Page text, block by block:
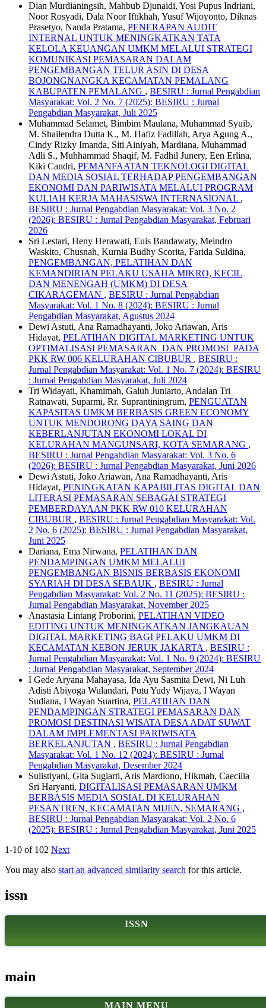
Dian Murdianingsih, Mahbub Djunaidi, Yosi Pupus Indriani,
Noor Rosyadi, Dala Noor Iftikhah, Yusuf Wijoyonto, Diknas
Prasetyo, Nanda Pratama, PENERAPAN AUDIT
INTERNAL UNTUK MENINGKATKAN TATA
KELOLA KEUANGAN UMKM MELALUI STRATEGI
KOMUNIKASI PEMASARAN DALAM
PENGEMBANGAN TELUR ASIN DI DESA
BOJONGNANGKA KECAMATAN PEMALANG
KABUPATEN PEMALANG , BESIRU : Jurnal Pengabdian
Masyarakat: Vol. 2 No. 7 (2025): BESIRU : Jurnal
Pengabdian Masyarakat, Juli 2025
Muhammad Selamet, Bimbim Maulana, Muhammad Syuib,
M. Shailendra Dutta K., M. Hafiz Fadillah, Arya Agung A.,
Cindy Rizky Imanda, Siti Ainiyah, Mardiana, Muhammad
Adli S., Muhhammad Shaqif, M. Fadhil Junery, Een Erlina,
Kiki Candri, PEMANFAATAN TEKNOLOGI DIGITAL
DAN MEDIA SOSIAL TERHADAP PENGEMBANGAN
EKONOMI DAN PARIWISATA MELALUI PROGRAM
KULIAH KERJA MAHASISWA INTERNASIONAL ,
BESIRU : Jurnal Pengabdian Masyarakat: Vol. 3 No. 2
(2026): BESIRU : Jurnal Pengabdian Masyarakat, Februari
2026
Sri Lestari, Heny Herawati, Euis Bandawaty, Meindro
Waskito, Chusnah, Kurnia Budhy Scorita, Farida Suldina,
PENGEMBANGAN, PELATIHAN DAN
KEMANDIRIAN PELAKU USAHA MIKRO, KECIL
DAN MENENGAH (UMKM) DI DESA
CIKARAGEMAN , BESIRU : Jurnal Pengabdian
Masyarakat: Vol. 1 No. 8 (2024): BESIRU : Jurnal
Pengabdian Masyarakat, Agustus 2024
Dewi Astuti, Ana Ramadhayanti, Joko Ariawan, Aris
Hidayat, PELATIHAN DIGITAL MARKETING UNTUK
OPTIMALISASI PEMASARAN DAN PROMOSI PADA
PKK RW 006 KELURAHAN CIBUBUR , BESIRU :
Jurnal Pengabdian Masyarakat: Vol. 1 No. 7 (2024): BESIRU
: Jurnal Pengabdian Masyarakat, Juli 2024
Tri Widayati, Khamimah, Galuh Juniarto, Andalan Tri
Ratnawati, Suparmi, Rr. Suprantiningrum, PENGUATAN
KAPASITAS UMKM BERBASIS GREEN ECONOMY
UNTUK MENDORONG DAYA SAING DAN
KEBERLANJUTAN EKONOMI LOKAL DI
KELURAHAN MANGUNSARI, KOTA SEMARANG ,
BESIRU : Jurnal Pengabdian Masyarakat: Vol. 3 No. 6
(2026): BESIRU : Jurnal Pengabdian Masyarakat, Juni 2026
Dewi Astuti, Joko Ariawan, Ana Ramadhayanti, Aris
Hidayat, PENINGKATAN KAPABILITAS DIGITAL DAN
LITERASI PEMASARAN SEBAGAI STRATEGI
PEMBERDAYAAN PKK RW 010 KELURAHAN
CIBUBUR , BESIRU : Jurnal Pengabdian Masyarakat: Vol.
2 No. 6 (2025): BESIRU : Jurnal Pengabdian Masyarakat,
Juni 2025
Dariana, Ema Nirwana, PELATIHAN DAN
PENDAMPINGAN UMKM MELALUI
PENGEMBANGAN BISNIS BERBASIS EKONOMI
SYARIAH DI DESA SEBAUK , BESIRU : Jurnal
Pengabdian Masyarakat: Vol. 2 No. 11 (2025): BESIRU :
Jurnal Pengabdian Masyarakat, November 2025
Anastasia Lintang Proborini, PELATIHAN VIDEO
EDITING UNTUK MENINGKATKAN JANGKAUAN
DIGITAL MARKETING BAGI PELAKU UMKM DI
KECAMATAN KEBON JERUK JAKARTA , BESIRU :
Jurnal Pengabdian Masyarakat: Vol. 1 No. 9 (2024): BESIRU
: Jurnal Pengabdian Masyarakat, September 2024
I Gede Aryana Mahayasa, Ida Ayu Sasmita Dewi, Ni Luh
Adisti Abiyoga Wulandari, Putu Yudy Wijaya, I Wayan
Sudiana, I Wayan Suartina, PELATIHAN DAN
PENDAMPINGAN STRATEGI PEMASARAN DAN
PROMOSI DESTINASI WISATA DESA ADAT SUWAT
DALAM IMPLEMENTASI PARIWISATA
BERKELANJUTAN , BESIRU : Jurnal Pengabdian
Masyarakat: Vol. 1 No. 12 (2024): BESIRU : Jurnal
Pengabdian Masyarakat, Desember 2024
Sulistiyani, Gita Sugiarti, Aris Mardiono, Hikmah, Caecilia
Sri Haryanti, DIGITALISASI PEMASARAN UMKM
BERBASIS MEDIA SOSIAL DI KELURAHAN
PESANTREN, KECAMATAN MIJEN, SEMARANG ,
BESIRU : Jurnal Pengabdian Masyarakat: Vol. 2 No. 6
(2025): BESIRU : Jurnal Pengabdian Masyarakat, Juni 2025
1-10 of 102 Next
You may also start an advanced similarity search for this article.
issn
ISSN
main
MAIN MENU